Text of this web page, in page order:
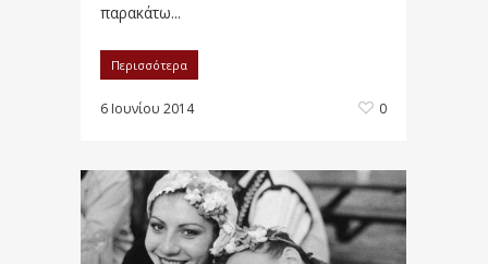
παρακάτω...
Περισσότερα
6 Ιουνίου 2014 0